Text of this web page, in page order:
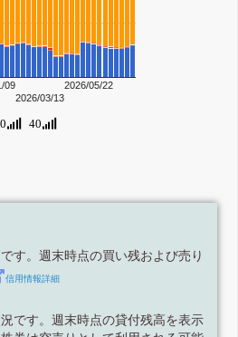
09
2026/03/13
2026/05/22
40
す。週末時点の買い残および売り
信用情報詳細
です。週末時点の貸付残高を表示